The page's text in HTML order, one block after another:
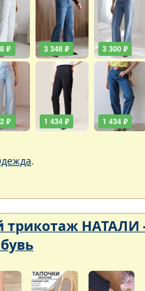
₽
₽
3 348 ₽
1 434 ₽
3 300 ₽
1 434 ₽
.
трикотаж НАТАЛИ